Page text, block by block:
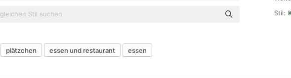
Stil:
plätzchen essen und restaurant essen